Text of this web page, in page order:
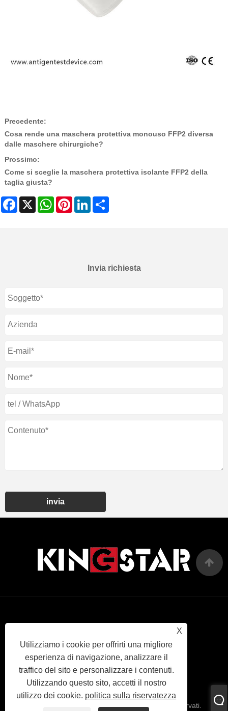
Precedente:
Cosa rende una maschera protettiva monouso FFP2 diversa
dalle maschere chirurgiche?
Prossimo:
Come si sceglie la maschera protettiva isolante FFP2 della
taglia giusta?
Facebook
X WhatsAppPinterestLinkedIn
Invia richiesta
invia
X
Utilizziamo i cookie per offrirti una migliore
esperienza di navigazione, analizzare il
traffico del sito e personalizzare i contenuti.
Utilizzando questo sito, accetti il ​​nostro
utilizzo dei cookie. politica sulla riservatezza
Copyright © 2022 KINGSTAR INC Tutti i diritti riservati.